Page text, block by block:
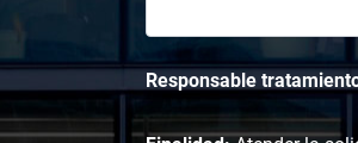
Responsable